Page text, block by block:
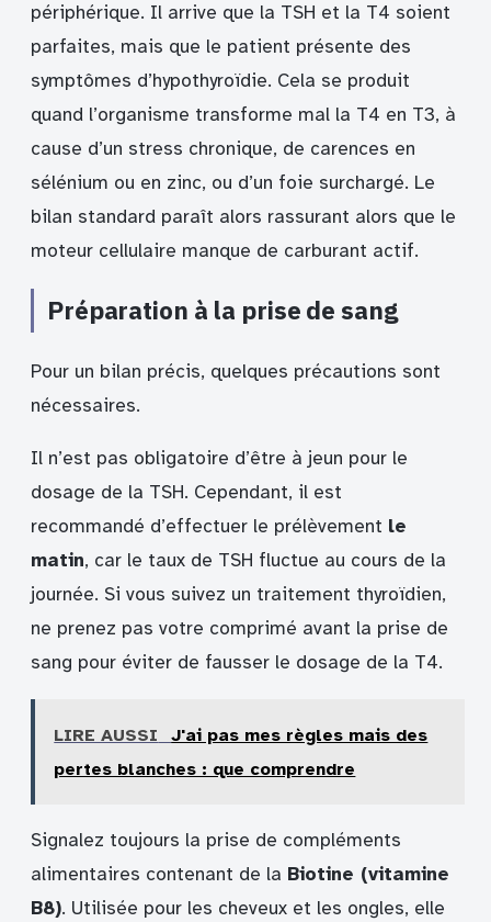
périphérique. Il arrive que la TSH et la T4 soient
parfaites, mais que le patient présente des
symptômes d’hypothyroïdie. Cela se produit
quand l’organisme transforme mal la T4 en T3, à
cause d’un stress chronique, de carences en
sélénium ou en zinc, ou d’un foie surchargé. Le
bilan standard paraît alors rassurant alors que le
moteur cellulaire manque de carburant actif.
Préparation à la prise de sang
Pour un bilan précis, quelques précautions sont
nécessaires.
Il n’est pas obligatoire d’être à jeun pour le
dosage de la TSH. Cependant, il est
recommandé d’effectuer le prélèvement le
matin, car le taux de TSH fluctue au cours de la
journée. Si vous suivez un traitement thyroïdien,
ne prenez pas votre comprimé avant la prise de
sang pour éviter de fausser le dosage de la T4.
LIRE AUSSI
J'ai pas mes règles mais des
pertes blanches : que comprendre
Signalez toujours la prise de compléments
alimentaires contenant de la Biotine (vitamine
B8). Utilisée pour les cheveux et les ongles, elle